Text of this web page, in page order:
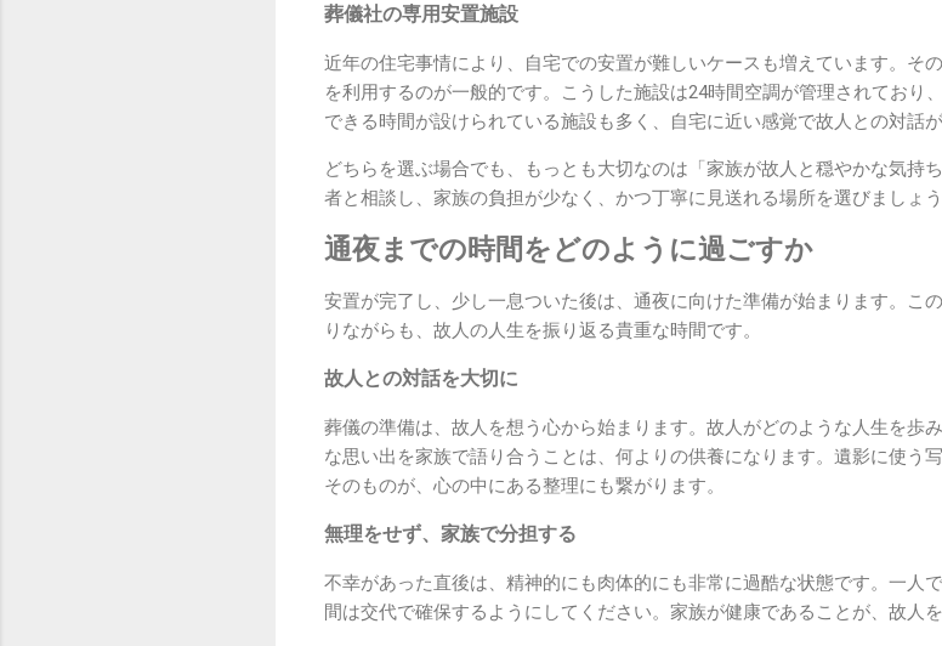
葬儀社の専用安置施設
近年の住宅事情により、自宅での安置が難しいケースも増えています。そ
を利用するのが一般的です。こうした施設は24時間空調が管理されており
できる時間が設けられている施設も多く、自宅に近い感覚で故人との対話が
どちらを選ぶ場合でも、もっとも大切なのは「家族が故人と穏やかな気持
者と相談し、家族の負担が少なく、かつ丁寧に見送れる場所を選びましょう
通夜までの時間をどのように過ごすか
安置が完了し、少し一息ついた後は、通夜に向けた準備が始まります。こ
りながらも、故人の人生を振り返る貴重な時間です。
故人との対話を大切に
葬儀の準備は、故人を想う心から始まります。故人がどのような人生を歩
な思い出を家族で語り合うことは、何よりの供養になります。遺影に使う
そのものが、心の中にある整理にも繋がります。
無理をせず、家族で分担する
不幸があった直後は、精神的にも肉体的にも非常に過酷な状態です。一人
間は交代で確保するようにしてください。家族が健康であることが、故人